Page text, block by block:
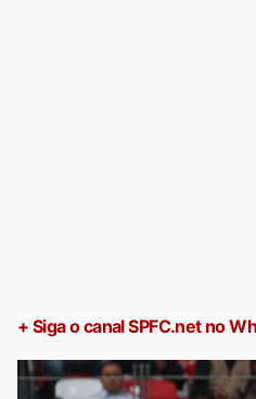
+ Siga o canal SPFC.net no